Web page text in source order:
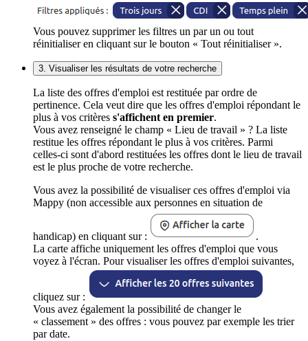
Vous pouvez supprimer les filtres un par un ou tout
réinitialiser en cliquant sur le bouton « Tout réinitialiser ».
3. Visualiser les résultats de votre recherche
La liste des offres d'emploi est restituée par ordre de
pertinence. Cela veut dire que les offres d'emploi répondant le
plus à vos critères s'affichent en premier.
Vous avez renseigné le champ « Lieu de travail » ? La liste
restitue les offres répondant le plus à vos critères. Parmi
celles-ci sont d'abord restituées les offres dont le lieu de travail
est le plus proche de votre recherche.
Vous avez la possibilité de visualiser ces offres d'emploi via
Mappy (non accessible aux personnes en situation de
handicap) en cliquant sur :
.
La carte affiche uniquement les offres d'emploi que vous
voyez à l'écran. Pour visualiser les offres d'emploi suivantes,
cliquez sur :
Vous avez également la possibilité de changer le
« classement » des offres : vous pouvez par exemple les trier
par date.